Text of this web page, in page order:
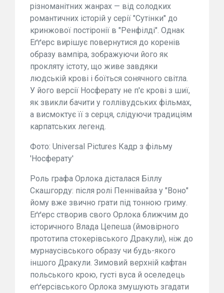
різноманітних жанрах — від солодких
романтичних історій у серії "Сутінки" до
кринжової постіронії в "Ренфілді". Однак
Еґґерс вирішує повернутися до коренів
образу вампіра, зображуючи його як
прокляту істоту, що живе завдяки
людській крові і боїться сонячного світла.
У його версії Носферату не п'є крові з шиї,
як звикли бачити у голлівудських фільмах,
а висмоктує її з серця, слідуючи традиціям
карпатських легенд.
Фото: Universal Pictures Кадр з фільму
'Носферату'
Роль графа Орлока дісталася Біллу
Скашгорду: після ролі Пеннівайза у "Воно"
йому вже звично грати під тонною гриму.
Еґґерс створив свого Орлока ближчим до
історичного Влада Цепеша (ймовірного
прототипа стокерівського Дракули), ніж до
мурнаусівського образу чи будь-якого
іншого Дракули. Зимовий верхній кафтан
польського крою, густі вуса й оселедець
еґґерсівського Орлока змушують згадати